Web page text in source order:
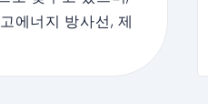
에너지 방사선, 제
내열성과 비투명성